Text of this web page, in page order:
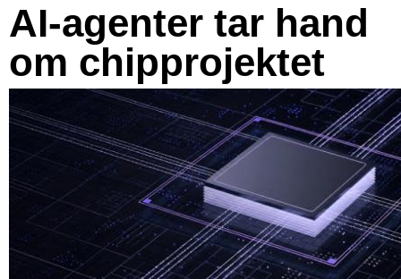
AI-agenter tar hand
om chipprojektet